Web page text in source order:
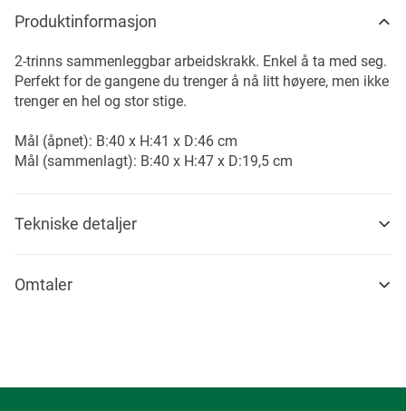
Produktinformasjon
2-trinns sammenleggbar arbeidskrakk. Enkel å ta med seg.
Perfekt for de gangene du trenger å nå litt høyere, men ikke
trenger en hel og stor stige.
Mål (åpnet): B:40 x H:41 x D:46 cm
Mål (sammenlagt): B:40 x H:47 x D:19,5 cm
Tekniske detaljer
Omtaler